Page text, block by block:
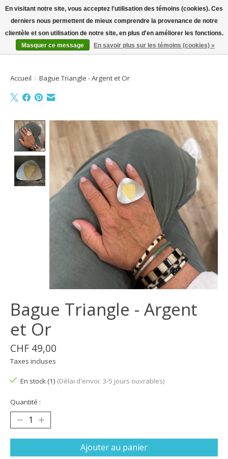
Bienvenue sur la boutique en ligne
Liste dePanier
Accueil / Bague Triangle - Argent et Or
Product image slideshow Items
Bague Triangle - Argent
et Or
CHF 49,00
Taxes incluses
En stock (1) (Délai d'envoi: 3-5 jours ouvrables)
Quantité :
Ajouter au panier
En visitant notre site, vous acceptez l'utilisation des témoins (cookies). Ces
derniers nous permettent de mieux comprendre la provenance de notre
clientèle et son utilisation de notre site, en plus d'en améliorer les fonctions.
Masquer ce message
En savoir plus sur les témoins (cookies) »